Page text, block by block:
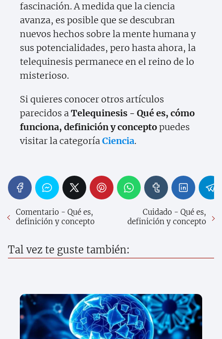
fascinación. A medida que la ciencia
avanza, es posible que se descubran
nuevos hechos sobre la mente humana y
sus potencialidades, pero hasta ahora, la
telequinesis permanece en el reino de lo
misterioso.
Si quieres conocer otros artículos
parecidos aTelequinesis - Qué es, cómo
funciona, definición y conceptopuedes
visitar la categoríaCiencia.
Comentario - Qué es,
definición y concepto
Cuidado - Qué es,
definición y concepto
Tal vez te guste también: